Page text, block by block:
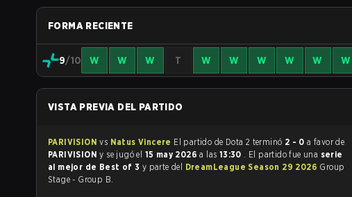
FORMA RECIENTE
9/10 W W W T W W W W W W
VISTA PREVIA DEL PARTIDO
PARIVISIONvs Natus Vincere El partido de Dota 2 terminó 2 - 0 a favor de
PARIVISIONy se jugó el 15 may 2026a las 13:30 . El partido fue una serie
al mejor de Best of 3 y parte del DreamLeague Season 29 2026 Group
Stage - Group B.